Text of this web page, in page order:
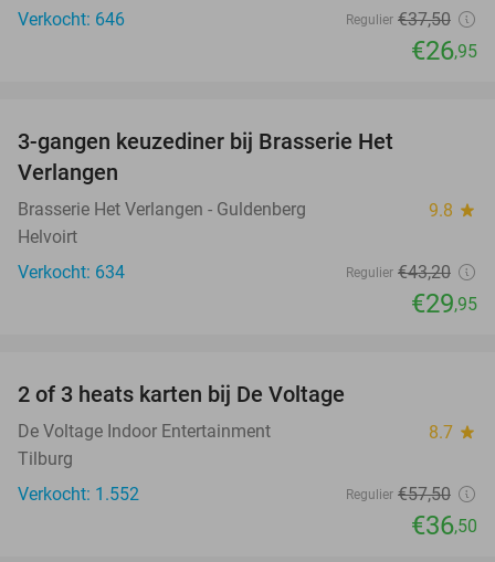
Verkocht: 646
Regulier €37,50
€26,95
3-gangen keuzediner bij Brasserie Het
Verlangen
Brasserie Het Verlangen - Guldenberg 9.8 star
Helvoirt
Verkocht: 634
Regulier €43,20
€29,95
2 of 3 heats karten bij De Voltage
De Voltage Indoor Entertainment 8.7 star
Tilburg
Verkocht: 1.552
Regulier €57,50
€36,50